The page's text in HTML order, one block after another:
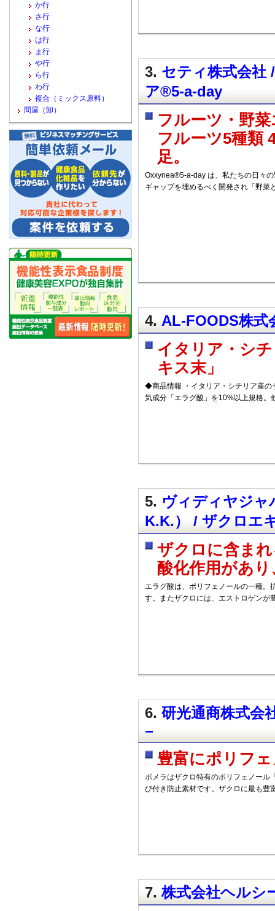
3. セティ株式会
ア®5-a-day
フルーツ・野
フルーツ5種類
足。
Oxxynea®5-a-day は、私たちの日々
ギャップを埋めるべく開発され「野菜
4. AL-FOODS株式
イタリア・シ
キス末」
◆商品情報 ・イタリア・シチリア産の
気成分「エラグ酸」を10%以上規格。
5. ヴィディヤジャ
K.K.） / ザクロエ
ザクロに含ま
酸化作用があ
エラグ酸は、ポリフェノールの一種。
す。またザクロには、エストロゲンが
6. 研光通商株式
−
豊富にポリフ
ポメラはザクロ特有のポリフェノール
び付き防止素材です。ザクロに最も豊
7.株式会社ヘルシ
か行
さ行
な行
は行
ま行
や行
ら行
わ行
複合（ミックス原料）
問屋（卸）